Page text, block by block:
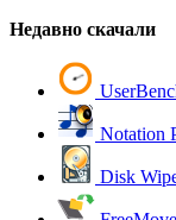
Недавно скачали
Notation
Disk